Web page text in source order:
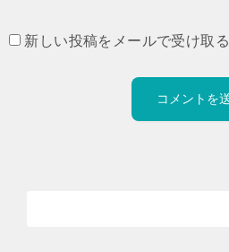
新しい投稿をメールで受け取る